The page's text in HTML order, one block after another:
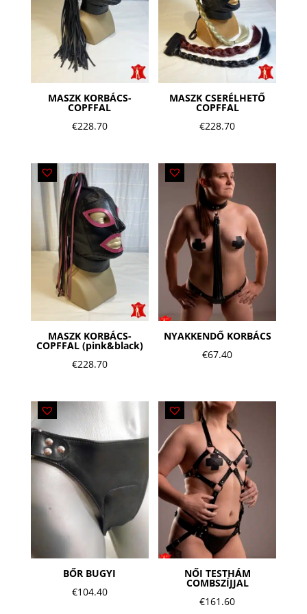
MASZK KORBÁCS-
COPFFAL
€228.70
MASZK CSERÉLHETŐ
COPFFAL
€228.70
MASZK KORBÁCS-
COPFFAL (pink&black)
€228.70
NYAKKENDŐ KORBÁCS
€67.40
BŐR BUGYI
€104.40
NŐI TESTHÁM
COMBSZÍJJAL
€161.60